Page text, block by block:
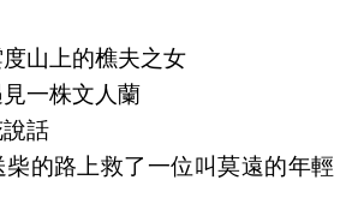
山上的樵夫之女
一株文人蘭
話
的路上救了一位叫莫遠的年輕